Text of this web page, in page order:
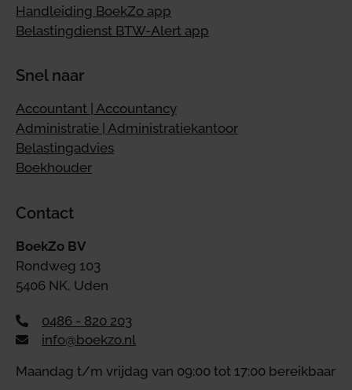
Handleiding BoekZo app
Belastingdienst BTW-Alert app
Snel naar
Accountant | Accountancy
Administratie | Administratiekantoor
Belastingadvies
Boekhouder
Contact
BoekZo BV
Rondweg 103
5406 NK, Uden
0486 - 820 203
info@boekzo.nl
Maandag t/m vrijdag van 09:00 tot 17:00 bereikbaar